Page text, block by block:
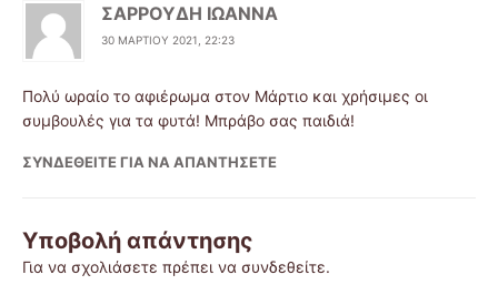
ΣΑΡΡΟΥΔΗ ΙΩΑΝΝΑ
30 ΜΑΡΤΊΟΥ 2021, 22:23
Πολύ ωραίο το αφιέρωμα στον Μάρτιο και χρήσιμες οι
συμβουλές για τα φυτά! Μπράβο σας παιδιά!
ΣΥΝΔΕΘΕΊΤΕ ΓΙΑ ΝΑ ΑΠΑΝΤΉΣΕΤΕ
Υποβολή απάντησης
Για να σχολιάσετε πρέπει να συνδεθείτε.